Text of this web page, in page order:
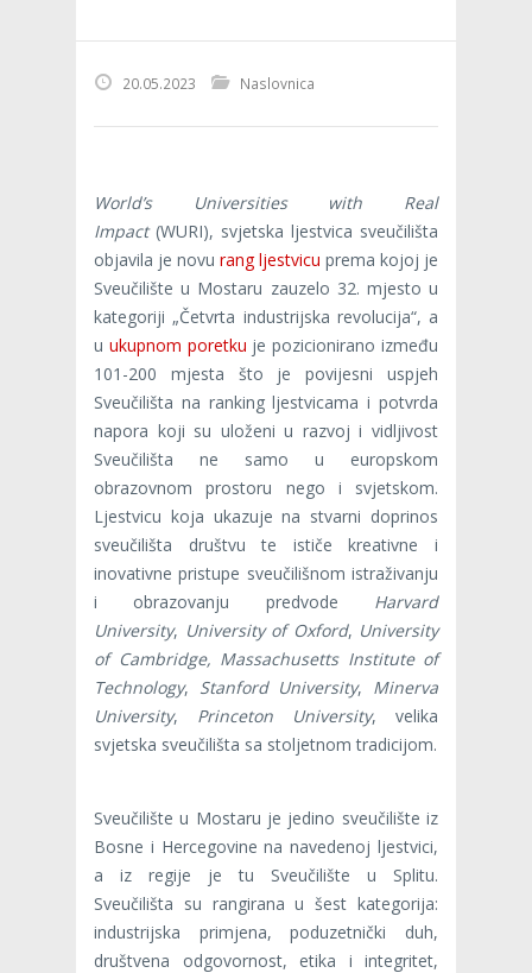
20.05.2023 Naslovnica
World’s Universities with Real
Impact (WURI), svjetska ljestvica sveučilišta
objavila je novu rang ljestvicu prema kojoj je
Sveučilište u Mostaru zauzelo 32. mjesto u
kategoriji „Četvrta industrijska revolucija“, a
u ukupnom poretku je pozicionirano između
101-200 mjesta što je povijesni uspjeh
Sveučilišta na ranking ljestvicama i potvrda
napora koji su uloženi u razvoj i vidljivost
Sveučilišta ne samo u europskom
obrazovnom prostoru nego i svjetskom.
Ljestvicu koja ukazuje na stvarni doprinos
sveučilišta društvu te ističe kreativne i
inovativne pristupe sveučilišnom istraživanju
i obrazovanju predvode Harvard
University, University of Oxford, University
of Cambridge, Massachusetts Institute of
Technology, Stanford University, Minerva
University, Princeton University, velika
svjetska sveučilišta sa stoljetnom tradicijom.
Sveučilište u Mostaru je jedino sveučilište iz
Bosne i Hercegovine na navedenoj ljestvici,
a iz regije je tu Sveučilište u Splitu.
Sveučilišta su rangirana u šest kategorija:
industrijska primjena, poduzetnički duh,
društvena odgovornost, etika i integritet,